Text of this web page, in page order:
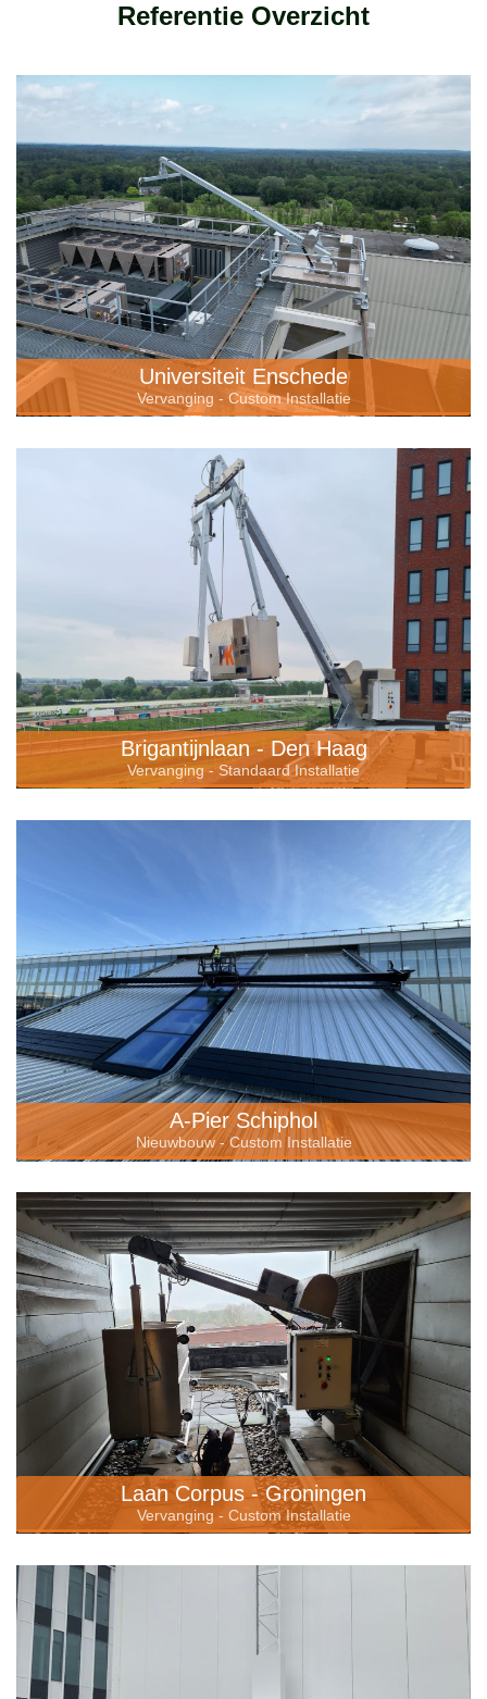
Referentie Overzicht
Universiteit Enschede
Vervanging - Custom Installatie
Brigantijnlaan - Den Haag
Vervanging - Standaard Installatie
A-Pier Schiphol
Nieuwbouw - Custom Installatie
Laan Corpus - Groningen
Vervanging - Custom Installatie